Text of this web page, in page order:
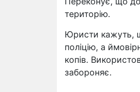
територію.
Юристи кажуть,
поліцію, а
копів.
забороняє.